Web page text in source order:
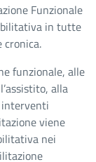
Funzionale
in tutte
cronica.
funzionale, alle
alla
interventi
viene
nei